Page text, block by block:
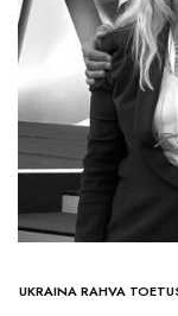
UKRAINA RAHVA